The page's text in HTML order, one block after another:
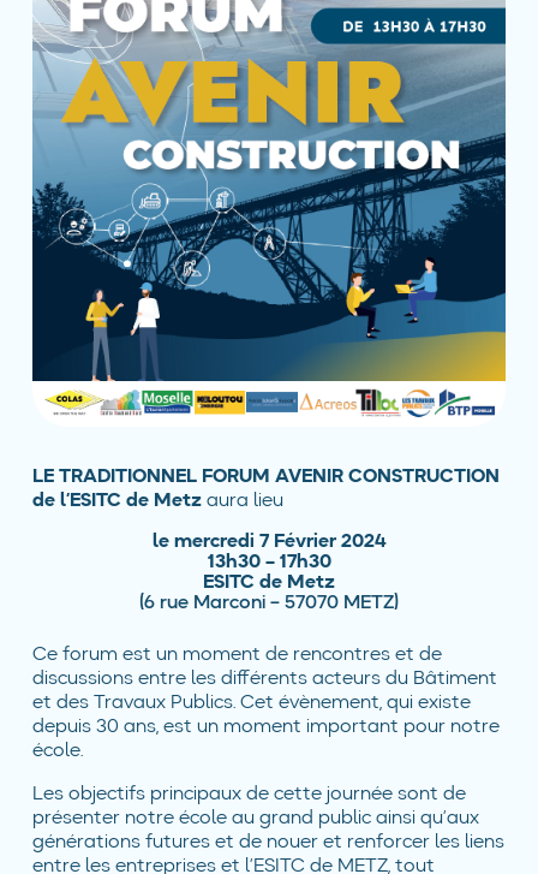
LE TRADITIONNEL FORUM AVENIR CONSTRUCTION
de l’ESITC de Metzaura lieu
le mercredi 7 Février 2024
13h30 – 17h30
ESITC de Metz
(6 rue Marconi – 57070 METZ)
Ce forum est un moment de rencontres et de
discussions entre les différents acteurs du Bâtiment
et des Travaux Publics. Cet évènement, qui existe
depuis 30 ans, est un moment important pour notre
école.
Les objectifs principaux de cette journée sont de
présenter notre école au grand public ainsi qu’aux
générations futures et de nouer et renforcer les liens
entre les entreprises et l’ESITC de METZ, tout